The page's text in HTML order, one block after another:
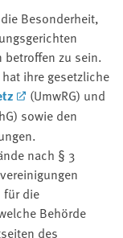
Besonderheit,
betroffen zu sein.
ihre gesetzliche
(UmwRG) und
sowie den
nach § 3
für die
Behörde
des